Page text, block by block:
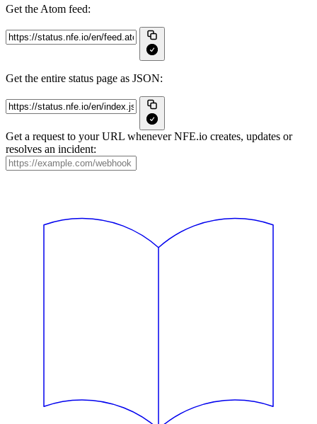
Get the Atom feed:
Get the entire status page as JSON:
Get a request to your URL whenever NFE.io creates, updates or
resolves an incident: